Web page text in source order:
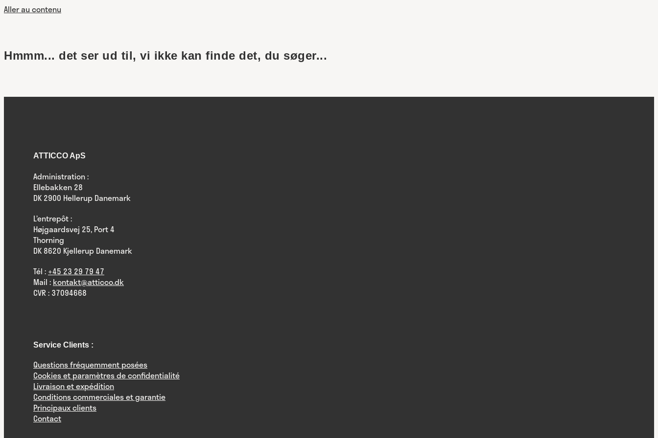
Aller au contenu
Hmmm... det ser ud til, vi ikke kan finde det, du søger...
ATTICCO ApS
Administration :
Ellebakken 28
DK 2900 Hellerup Danemark
L’entrepôt :
Højgaardsvej 25, Port 4
Thorning
DK 8620 Kjellerup Danemark
Tél : +45 23 29 79 47
Mail : kontakt@atticco.dk
CVR : 37094668
Service Clients :
Questions fréquemment posées
Cookies et paramètres de confidentialité
Livraison et expédition
Conditions commerciales et garantie
Principaux clients
Contact